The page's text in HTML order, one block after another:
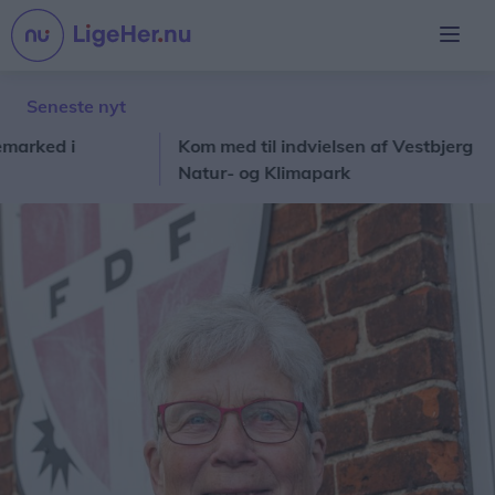
Seneste nyt
i
Kom med til indvielsen af Vestbjerg
Natur- og Klimapark